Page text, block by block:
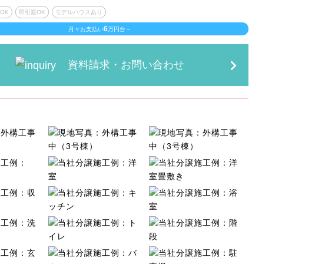
即引渡OK モデルハウスあり
月々お支払い6万円台～
資料請求・お問い合わせ